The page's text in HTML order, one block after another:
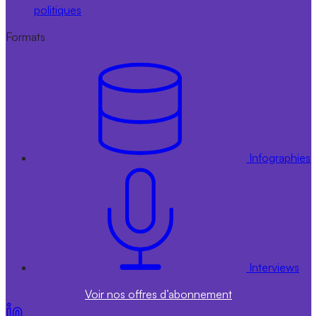
politiques
Formats
Infographies
Interviews
Voir nos offres d’abonnement